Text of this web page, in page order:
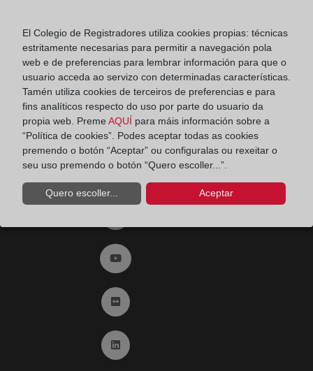
Teléfono:91 270 17 96
Fax:91 564 11 59
Email:contacto@registradores.org
Registro de entrada del Colegio de registradores
Ir a facebook (abre en ventana nueva)
Ir a YouTube (abre en ventana nueva)
Ir a Flickr (abre en ventana nueva)
Ir a Linkedin (abre en ventana nueva)
El Colegio de Registradores utiliza cookies propias: técnicas
estritamente necesarias para permitir a navegación pola
web e de preferencias para lembrar información para que o
usuario acceda ao servizo con determinadas características.
Tamén utiliza cookies de terceiros de preferencias e para
fins analíticos respecto do uso por parte do usuario da
propia web. Preme AQUÍ para máis información sobre a
“Política de cookies”. Podes aceptar todas as cookies
premendo o botón “Aceptar” ou configuralas ou rexeitar o
seu uso premendo o botón “Quero escoller...”.
Quero escoller... Aceptar